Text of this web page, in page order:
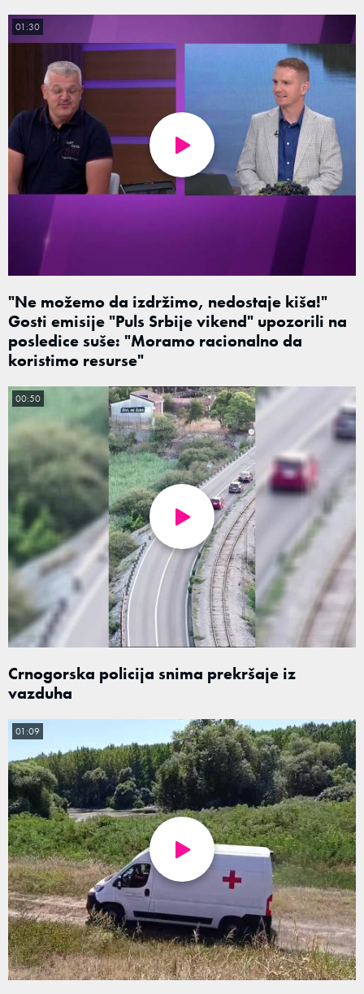
"Ne možemo da izdržimo, nedostaje kiša!"
Gosti emisije "Puls Srbije vikend" upozorili na
posledice suše: "Moramo racionalno da
koristimo resurse"
01:30
Crnogorska policija snima prekršaje iz
vazduha
00:50
01:09